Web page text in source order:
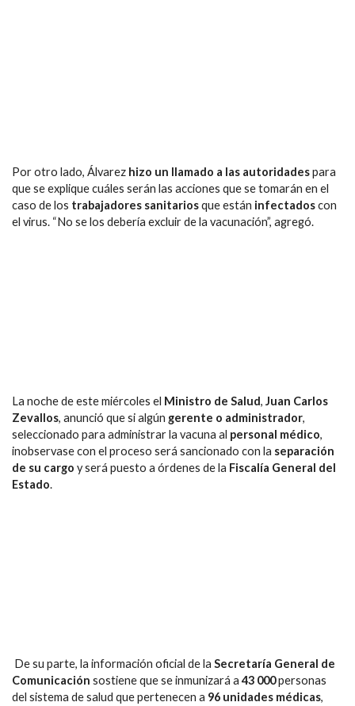
Por otro lado, Álvarez hizo un llamado a las autoridadespara
que se explique cuáles serán las acciones que se tomarán en el
caso de los trabajadores sanitariosque están infectadoscon
el virus. “No se los debería excluir de la vacunación”, agregó.
La noche de este miércoles el Ministro de Salud, Juan Carlos
Zevallos, anunció que si algún gerente o administrador,
seleccionado para administrar la vacuna al personal médico,
inobservase con el proceso será sancionado con la separación
de su cargo y será puesto a órdenes de la Fiscalía General del
Estado.
De su parte, la información oficial de la Secretaría General de
Comunicación sostiene que se inmunizará a 43 000personas
del sistema de salud que pertenecen a 96 unidades médicas,